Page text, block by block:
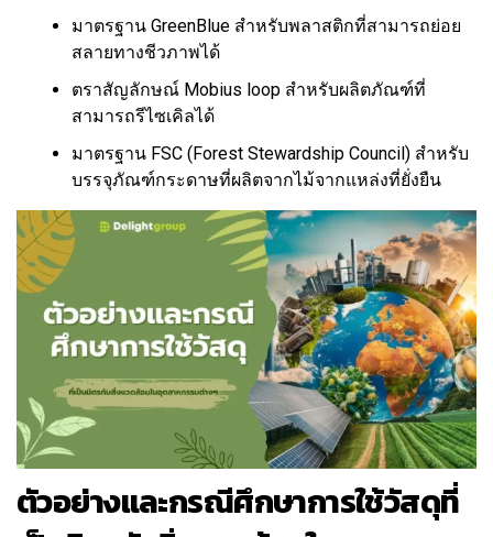
มาตรฐาน GreenBlue สำหรับพลาสติกที่สามารถย่อย
สลายทางชีวภาพได้
ตราสัญลักษณ์ Mobius loop สำหรับผลิตภัณฑ์ที่
สามารถรีไซเคิลได้
มาตรฐาน FSC (Forest Stewardship Council) สำหรับ
บรรจุภัณฑ์กระดาษที่ผลิตจากไม้จากแหล่งที่ยั่งยืน
ตัวอย่างและกรณีศึกษาการใช้วัสดุที่